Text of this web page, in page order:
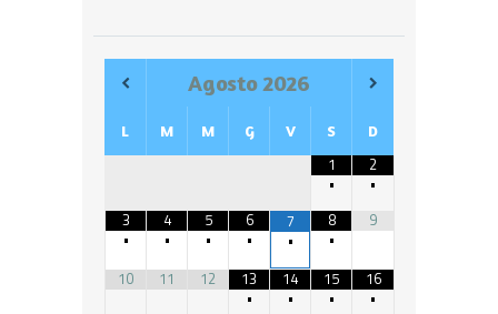
Agosto 2026
L M M G V S D
1
•
2
•
3
•
4
•
5
•
6
•
7
•
8
•
9
10 11 12
13
•
14
•
15
•
16
•